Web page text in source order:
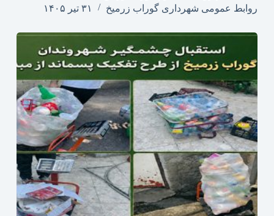
روابط عمومی شهرداری گوراب زرمیخ
۳۱ تیر ۱۴۰۵